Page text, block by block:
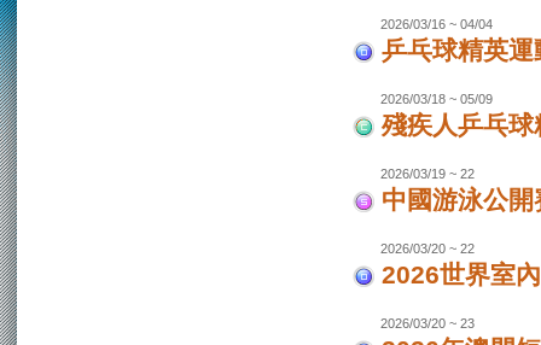
2026/03/16 ~ 04/04
乒乓球精英
2026/03/18 ~ 05/09
殘疾人乒乓
2026/03/19 ~ 22
中國游泳公
2026/03/20 ~ 22
2026世界室
2026/03/20 ~ 23